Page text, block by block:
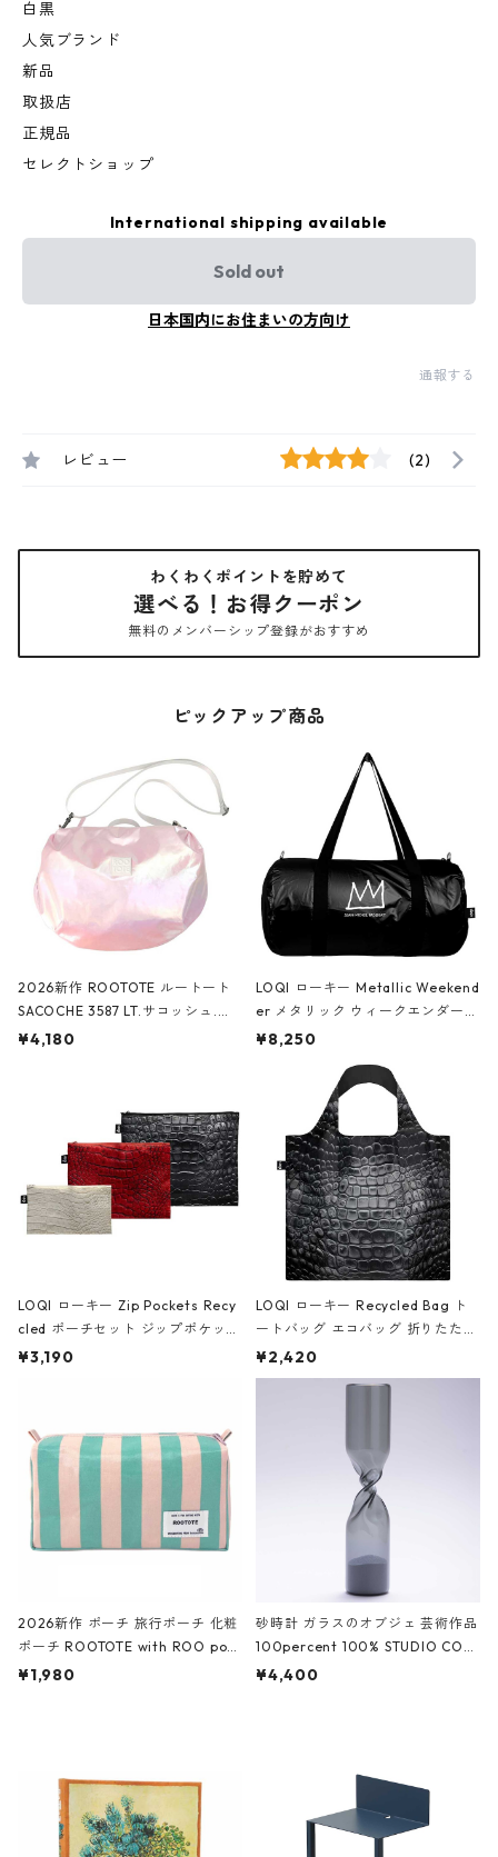
白黒
人気ブランド
新品
取扱店
正規品
セレクトショップ
International shipping available
Sold out
日本国内にお住まいの方向け
通報する
レビュー (2)
わくわくポイントを貯めて
選べる！お得クーポン
無料のメンバーシップ登録がおすすめ
ピックアップ商品
2026新作 ROOTOTE ルートート
SACOCHE 3587 LT.サコッシュ.ル
ミエ-B ショルダーバッグ グロスピ
¥4,180
LOQI ローキー Metallic Weekend
er メタリック ウィークエンダー
ボストンバッグ ショルダーバッグ
Black ジャン=ミッシェル・バスキ
ア/クラウン ブラック
¥8,250
LOQI ローキー Zip Pockets Recy
cled ポーチセット ジップポケット
ファスナーポーチ 撥水加工 トラベ
ーガンディー、オフホワイト
¥3,190
LOQI ローキー Recycled Bag ト
ートバッグ エコバッグ 折りたたみ
大きめ 撥水加工 収納ポーチ CRO
CODILE/Black クロコダイル/ブラ
¥2,420
2026新作 ポーチ 旅行ポーチ 化粧
ポーチ ROOTOTE with ROO pou
ch 3532 ルートート WR.ポーチ.ラ
¥1,980
砂時計 ガラスのオブジェ 芸術作品
100percent 100% STUDIO COH
AKU Timeless 100パーセント ス
¥4,400